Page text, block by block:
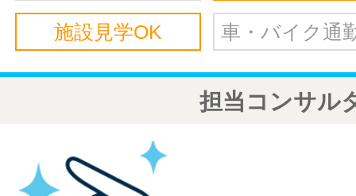
施設見学OK 車・バイク通
担当コンサル